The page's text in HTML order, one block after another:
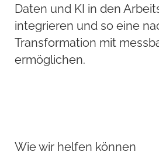
Daten und KI in den
integrieren und so eine
Transformation mit
ermöglichen.
Wie wir helfen können